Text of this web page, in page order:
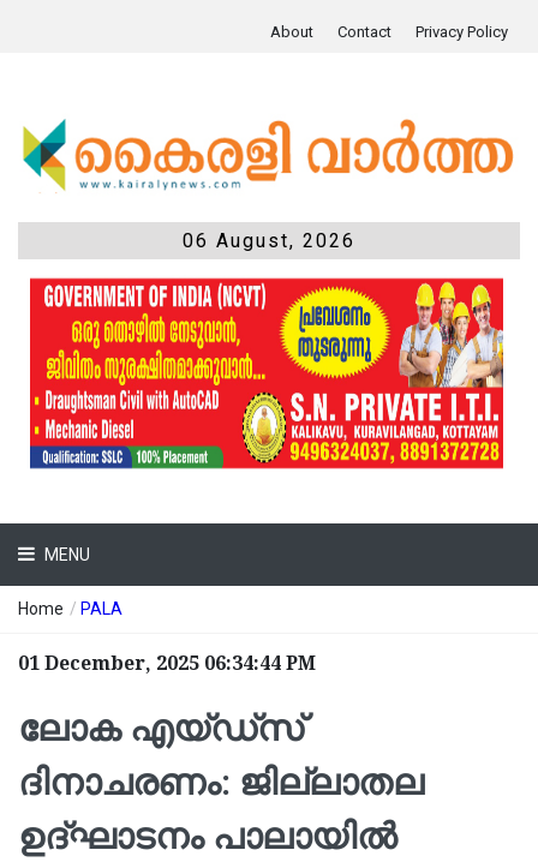
About Contact Privacy Policy
06 August, 2026
MENU
Home / PALA
01 December, 2025 06:34:44 PM
ലോക എയ്ഡ്സ്
ദിനാചരണം: ജില്ലാതല
ഉദ്ഘാടനം പാലായിൽ